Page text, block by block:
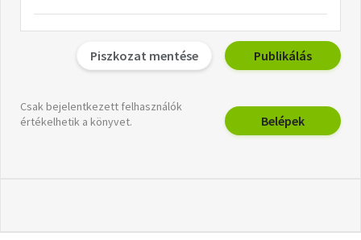
Piszkozat mentése Publikálás
Csak bejelentkezett felhasználók
értékelhetik a könyvet.
Belépek